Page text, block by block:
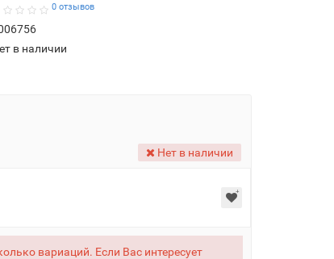
0 отзывов
в наличии
Нет в наличии
вариаций. Если Вас интересует